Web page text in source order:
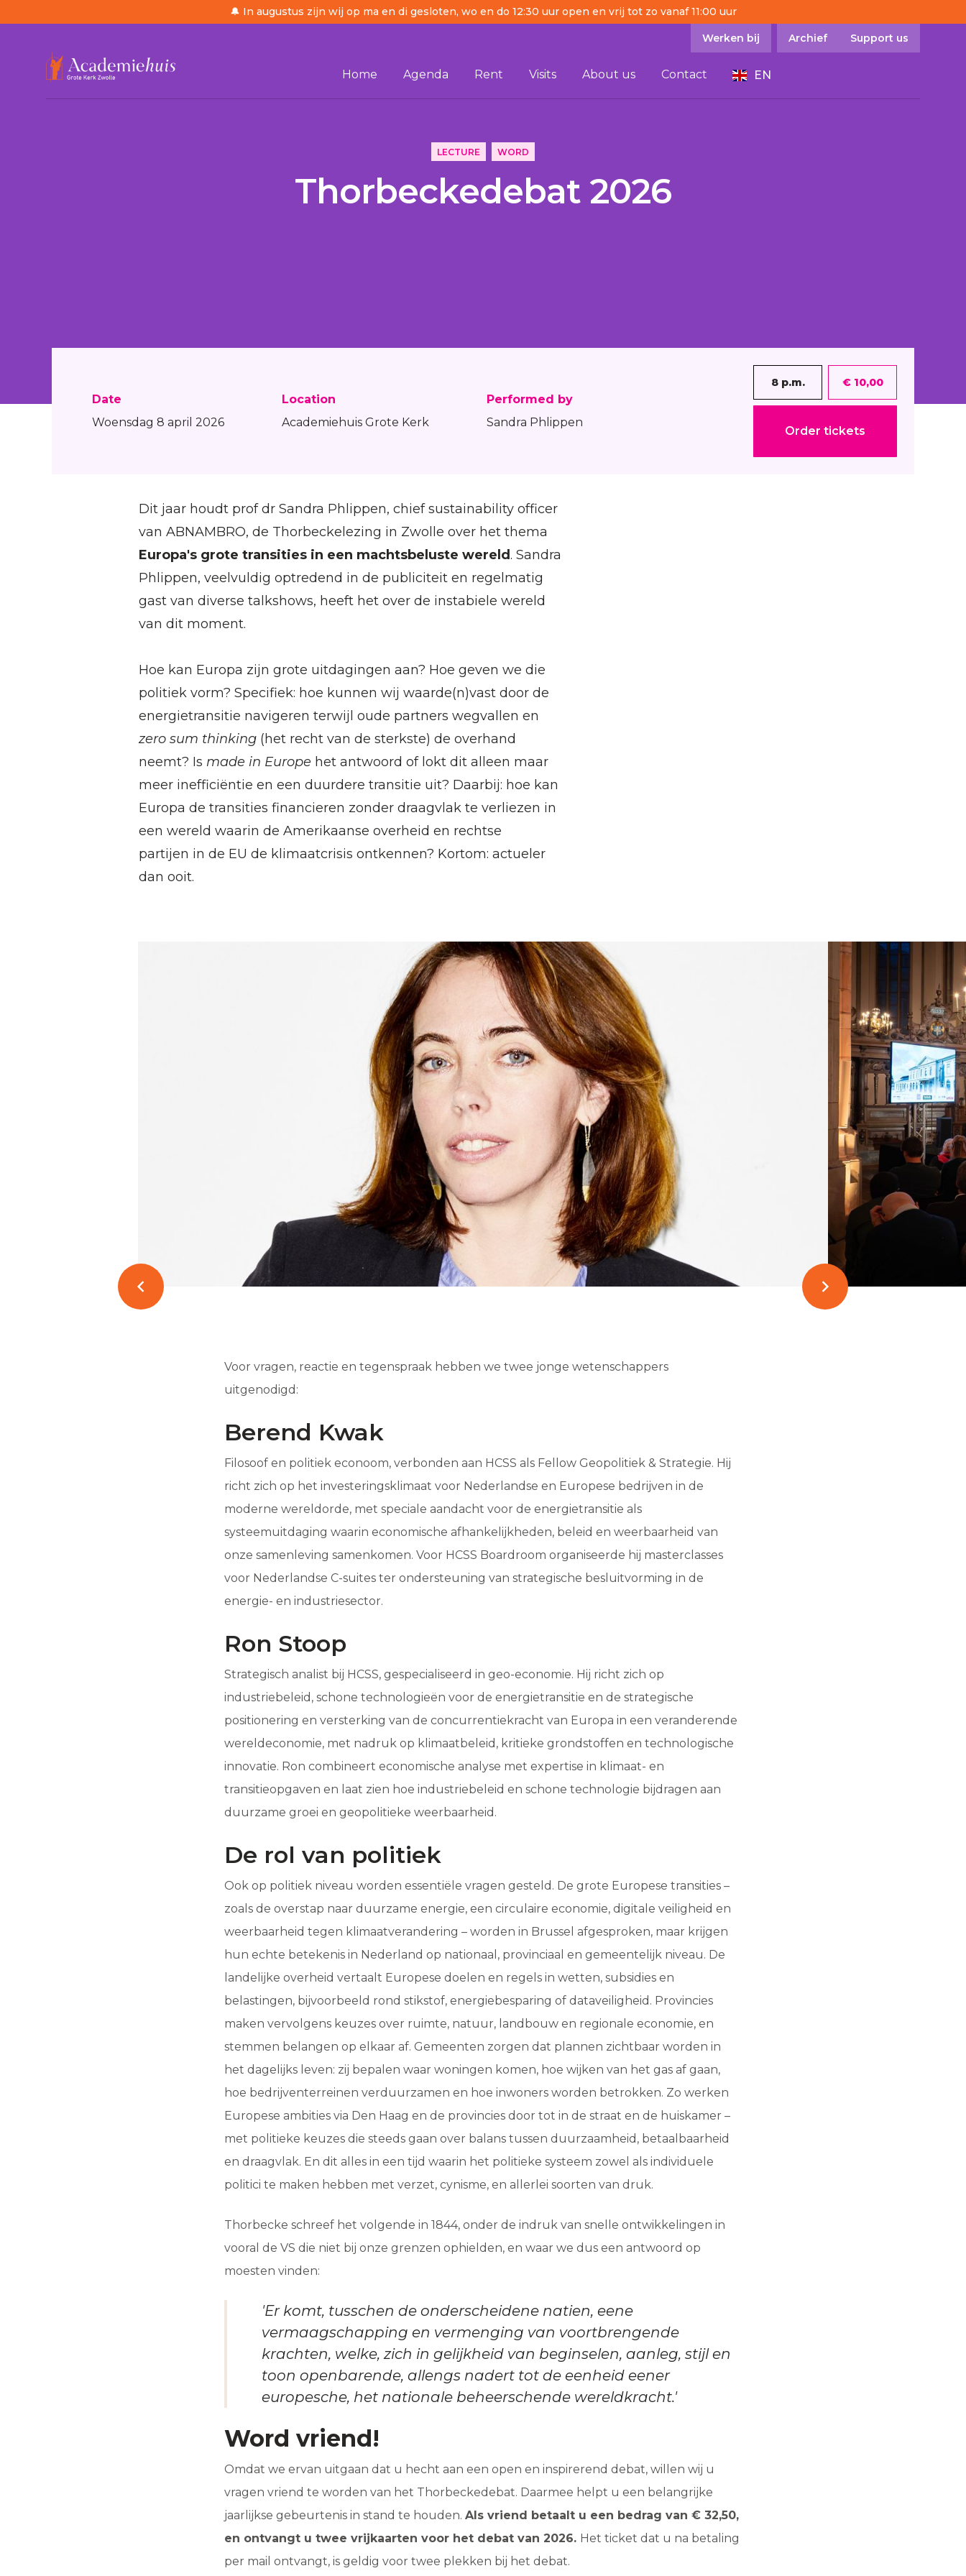
🔔 In augustus zijn wij op ma en di gesloten, wo en do 12:30 uur open en vrij tot zo vanaf 11:00 uur
Werken bij Archief Support us
Home Agenda Rent Visits About us Contact
EN
LECTURE WORD
Thorbeckedebat 2026
Date
Woensdag 8 april 2026
Location
Academiehuis Grote Kerk
Performed by
Sandra Phlippen
8 p.m. € 10,00
Order tickets
Dit jaar houdt prof dr Sandra Phlippen, chief sustainability officer
van ABNAMBRO, de Thorbeckelezing in Zwolle over het thema
Europa's grote transities in een machtsbeluste wereld. Sandra
Phlippen, veelvuldig optredend in de publiciteit en regelmatig
gast van diverse talkshows, heeft het over de instabiele wereld
van dit moment.
Hoe kan Europa zijn grote uitdagingen aan? Hoe geven we die
politiek vorm? Specifiek: hoe kunnen wij waarde(n)vast door de
energietransitie navigeren terwijl oude partners wegvallen en
zero sum thinking (het recht van de sterkste) de overhand
neemt? Is made in Europe het antwoord of lokt dit alleen maar
meer inefficiëntie en een duurdere transitie uit? Daarbij: hoe kan
Europa de transities financieren zonder draagvlak te verliezen in
een wereld waarin de Amerikaanse overheid en rechtse
partijen in de EU de klimaatcrisis ontkennen? Kortom: actueler
dan ooit.
Voor vragen, reactie en tegenspraak hebben we twee jonge wetenschappers
uitgenodigd:
Berend Kwak
Filosoof en politiek econoom, verbonden aan HCSS als Fellow Geopolitiek & Strategie. Hij
richt zich op het investeringsklimaat voor Nederlandse en Europese bedrijven in de
moderne wereldorde, met speciale aandacht voor de energietransitie als
systeemuitdaging waarin economische afhankelijkheden, beleid en weerbaarheid van
onze samenleving samenkomen. Voor HCSS Boardroom organiseerde hij masterclasses
voor Nederlandse C-suites ter ondersteuning van strategische besluitvorming in de
energie- en industriesector.
Ron Stoop
Strategisch analist bij HCSS, gespecialiseerd in geo-economie. Hij richt zich op
industriebeleid, schone technologieën voor de energietransitie en de strategische
positionering en versterking van de concurrentiekracht van Europa in een veranderende
wereldeconomie, met nadruk op klimaatbeleid, kritieke grondstoffen en technologische
innovatie. Ron combineert economische analyse met expertise in klimaat- en
transitieopgaven en laat zien hoe industriebeleid en schone technologie bijdragen aan
duurzame groei en geopolitieke weerbaarheid.
De rol van politiek
Ook op politiek niveau worden essentiële vragen gesteld. De grote Europese transities –
zoals de overstap naar duurzame energie, een circulaire economie, digitale veiligheid en
weerbaarheid tegen klimaatverandering – worden in Brussel afgesproken, maar krijgen
hun echte betekenis in Nederland op nationaal, provinciaal en gemeentelijk niveau. De
landelijke overheid vertaalt Europese doelen en regels in wetten, subsidies en
belastingen, bijvoorbeeld rond stikstof, energiebesparing of dataveiligheid. Provincies
maken vervolgens keuzes over ruimte, natuur, landbouw en regionale economie, en
stemmen belangen op elkaar af. Gemeenten zorgen dat plannen zichtbaar worden in
het dagelijks leven: zij bepalen waar woningen komen, hoe wijken van het gas af gaan,
hoe bedrijventerreinen verduurzamen en hoe inwoners worden betrokken. Zo werken
Europese ambities via Den Haag en de provincies door tot in de straat en de huiskamer –
met politieke keuzes die steeds gaan over balans tussen duurzaamheid, betaalbaarheid
en draagvlak. En dit alles in een tijd waarin het politieke systeem zowel als individuele
politici te maken hebben met verzet, cynisme, en allerlei soorten van druk.
Thorbecke schreef het volgende in 1844, onder de indruk van snelle ontwikkelingen in
vooral de VS die niet bij onze grenzen ophielden, en waar we dus een antwoord op
moesten vinden:
'Er komt, tusschen de onderscheidene natien, eene
vermaagschapping en vermenging van voortbrengende
krachten, welke, zich in gelijkheid van beginselen, aanleg, stijl en
toon openbarende, allengs nadert tot de eenheid eener
europesche, het nationale beheerschende wereldkracht.'
Word vriend!
Omdat we ervan uitgaan dat u hecht aan een open en inspirerend debat, willen wij u
vragen vriend te worden van het Thorbeckedebat. Daarmee helpt u een belangrijke
jaarlijkse gebeurtenis in stand te houden. Als vriend betaalt u een bedrag van € 32,50,
en ontvangt u twee vrijkaarten voor het debat van 2026. Het ticket dat u na betaling
per mail ontvangt, is geldig voor twee plekken bij het debat.